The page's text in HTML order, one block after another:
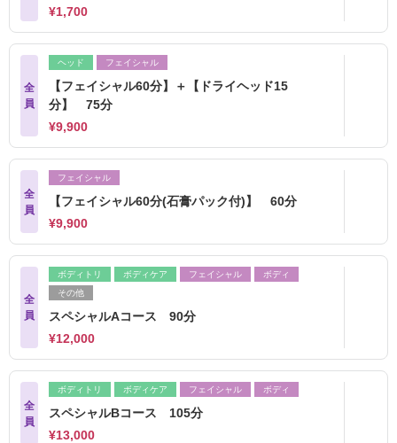
¥1,700
全
員
ヘッド フェイシャル
【フェイシャル60分】＋【ドライヘッド15
分】 75分
¥9,900
全
員
フェイシャル
【フェイシャル60分(石膏パック付)】 60分
¥9,900
全
員
ボディトリ ボディケア フェイシャル
ボディ
その他
スペシャルAコース 90分
¥12,000
全
員
ボディトリ ボディケア フェイシャル ボディ
スペシャルBコース 105分
¥13,000